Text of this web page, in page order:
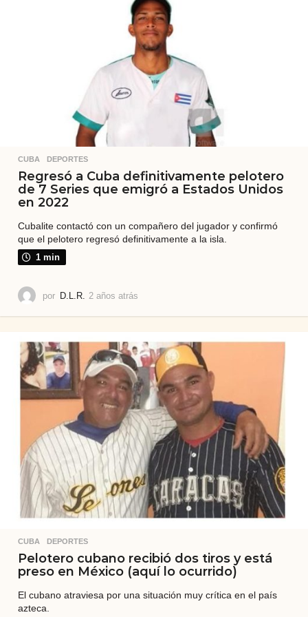
CUBA ,DEPORTES
Regresó a Cuba definitivamente pelotero
de 7 Series que emigró a Estados Unidos
en 2022
Cubalite contactó con un compañero del jugador y confirmó
que el pelotero regresó definitivamente a la isla.
1 min
por D.L.R. 2 años atrás
s
a
r
á
s
CUBA ,DEPORTES
Pelotero cubano recibió dos tiros y está
preso en México (aquí lo ocurrido)
El cubano atraviesa por una situación muy crítica en el país
azteca.